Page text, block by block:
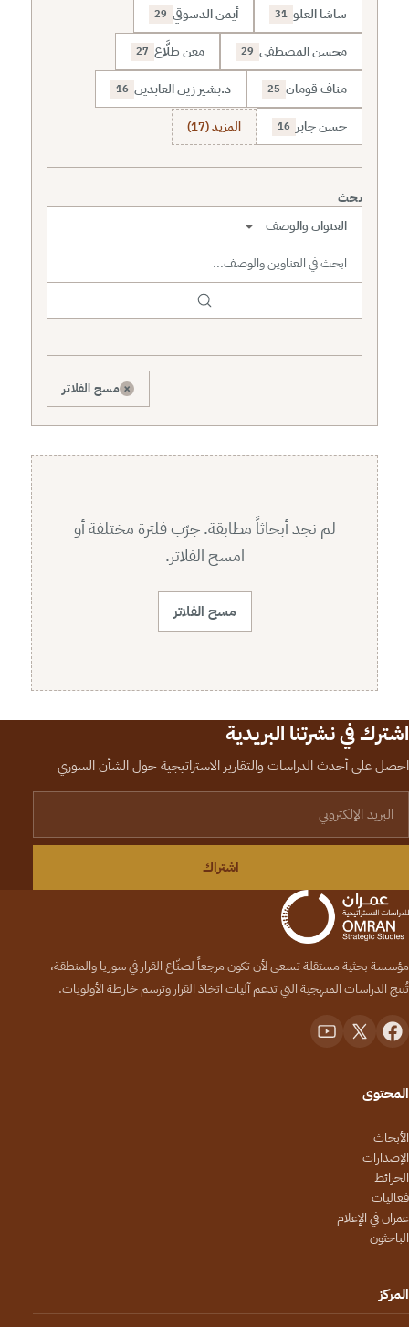
ساشا العلو 31 أيمن الدسوقي 29
محسن المصطفى 29 معن طلَّاع 27
مناف قومان 25 د.بشير زين العابدين 16
حسن جابر 16 المزيد (17)
بحث
نطاق البحث
× مسح الفلاتر
لم نجد أبحاثاً مطابقة. جرّب فلترة مختلفة أو
امسح الفلاتر.
مسح الفلاتر
اشترك في نشرتنا البريدية
احصل على أحدث الدراسات والتقارير الاستراتيجية حول الشأن السوري
اشتراك
مؤسسة بحثية مستقلة تسعى لأن تكون مرجعاً لصنّاع القرار في سوريا والمنطقة،
تُنتج الدراسات المنهجية التي تدعم آليات اتخاذ القرار وترسم خارطة الأولويات.
المحتوى
الأبحاث
الإصدارات
الخرائط
فعاليات
عمران في الإعلام
الباحثون
المركز